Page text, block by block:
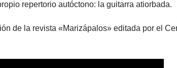
repertorio autóctono: la guitarra atiorbada.
de la revista «Marizápalos» editada por el